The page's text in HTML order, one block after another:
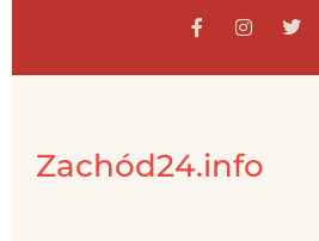
Zachód24.info